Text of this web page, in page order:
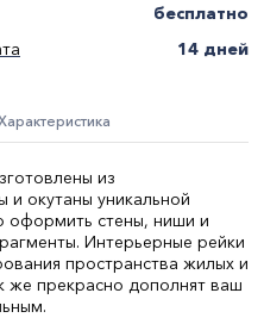
из
и окутаны уникальной
стены, ниши и
Интерьерные рейки
пространства жилых и
же прекрасно дополнят ваш
бесплатно
14 дней